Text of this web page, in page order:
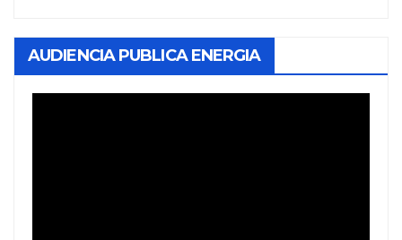
AUDIENCIA PUBLICA ENERGIA